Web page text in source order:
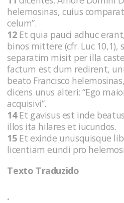
helemosinas, cuius
celum”.
12Et quia pauci adhuc
binos mittere (cfr. Luc 10,1),
separatim misit per illa
factum est dum redirent,
beato Francisco
dicens unus alteri: “Ego
acquisivi”.
14Et gavisus est inde
illos ita hilares et iucundos.
15Et exinde unusquisque
licentiam eundi pro
Texto Traduzido
.